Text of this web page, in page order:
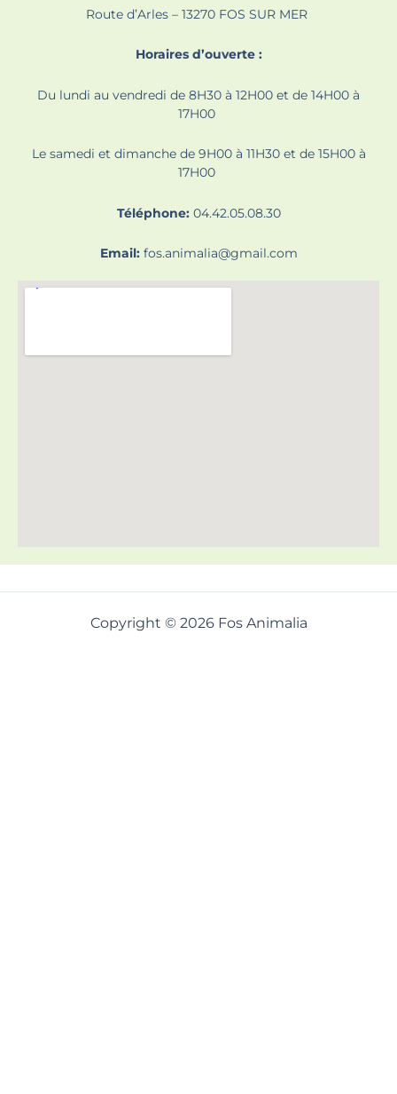
Route d’Arles – 13270 FOS SUR MER
Horaires d’ouverte :
Du lundi au vendredi de 8H30 à 12H00 et de 14H00 à
17H00
Le samedi et dimanche de 9H00 à 11H30 et de 15H00 à
17H00
Téléphone:04.42.05.08.30
Email: fos.animalia@gmail.com
Copyright © 2026 Fos Animalia